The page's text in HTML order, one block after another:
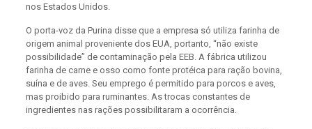
nos Estados Unidos.
O porta-voz da Purina disse que a empresa só utiliza farinha de
origem animal proveniente dos EUA, portanto, “não existe
possibilidade” de contaminação pela EEB. A fábrica utilizou
farinha de carne e osso como fonte protéica para ração bovina,
suína e de aves. Seu emprego é permitido para porcos e aves,
mas proibido para ruminantes. As trocas constantes de
ingredientes nas rações possibilitaram a ocorrência.